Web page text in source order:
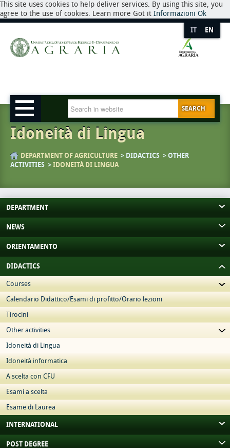
This site uses cookies to help deliver services. By using this site, you
agree to the use of cookies. Learn more Got it Informazioni Ok
IT EN
SEARCH
Idoneità di Lingua
DEPARTMENT OF AGRICULTURE DIDACTICS
OTHER
ACTIVITIES
IDONEITÀ DI LINGUA
DEPARTMENT
NEWS
ORIENTAMENTO
DIDACTICS
Courses
Calendario Didattico/Esami di profitto/Orario lezioni
Tirocini
Other activities
Idoneità di Lingua
Idoneità informatica
A scelta con CFU
Esami a scelta
Esame di Laurea
INTERNATIONAL
POST DEGREE